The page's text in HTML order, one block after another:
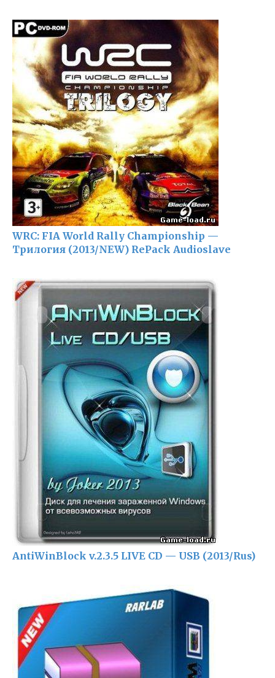
WRC: FIA World Rally Championship —
Трилогия (2013/NEW) RePack Audioslave
AntiWinBlock v.2.3.5 LIVE CD — USB (2013/Rus)